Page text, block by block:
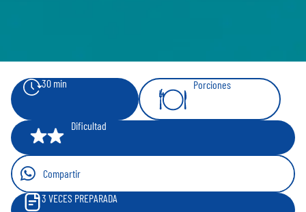
30 min
4
Porciones
Dificultad
Compartir
3 VECES PREPARADA